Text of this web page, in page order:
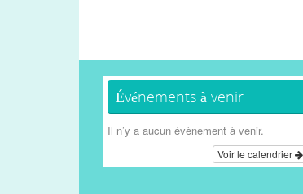
Événements à venir
Il n’y a aucun évènement à venir.
Voir le calendrier